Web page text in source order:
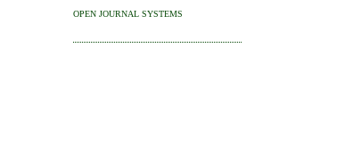
OPEN JOURNAL SYSTEMS